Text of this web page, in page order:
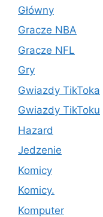
Główny
Gracze NBA
Gracze NFL
Gry
Gwiazdy TikToka
Gwiazdy TikToku
Hazard
Jedzenie
Komicy
Komicy.
Komputer